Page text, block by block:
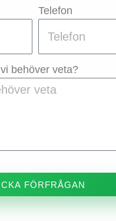
Telefon
behöver veta?
FÖRFRÅGAN